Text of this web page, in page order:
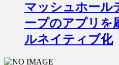
マッシュホール
ープのアプリを
ルネイティブ化